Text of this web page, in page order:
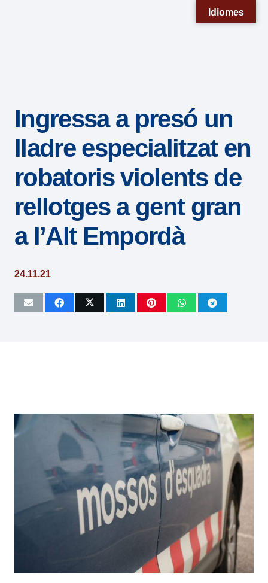
sistema
accesibilidad.
Ingressa a presó un
lladre especialitzat en
robatoris violents de
rellotges a gent gran
a l’Alt Empordà
24.11.21
Idiomes